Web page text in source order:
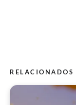
RELACIONADOS